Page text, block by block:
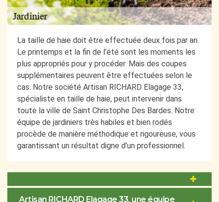
La taille de haie doit être effectuée deux fois par an.
Le printemps et la fin de l’été sont les moments les
plus appropriés pour y procéder. Mais des coupes
supplémentaires peuvent être effectuées selon le
cas. Notre société Artisan RICHARD Elagage 33,
spécialiste en taille de haie, peut intervenir dans
toute la ville de Saint Christophe Des Bardes. Notre
équipe de jardiniers très habiles et bien rodés
procède de manière méthodique et rigoureuse, vous
garantissant un résultat digne d’un professionnel.
Artisan RICHARD Elagage 33, une équipe